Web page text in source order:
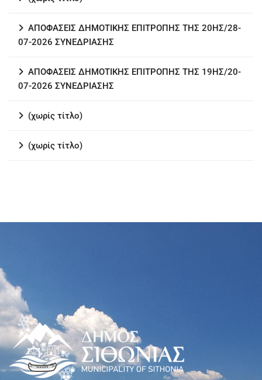
ΑΠΟΦΑΣΕΙΣ ΔΗΜΟΤΙΚΗΣ ΕΠΙΤΡΟΠΗΣ ΤΗΣ 20ΗΣ/28-
07-2026 ΣΥΝΕΔΡΙΑΣΗΣ
ΑΠΟΦΑΣΕΙΣ ΔΗΜΟΤΙΚΗΣ ΕΠΙΤΡΟΠΗΣ ΤΗΣ 19ΗΣ/20-
07-2026 ΣΥΝΕΔΡΙΑΣΗΣ
(χωρίς τίτλο)
(χωρίς τίτλο)